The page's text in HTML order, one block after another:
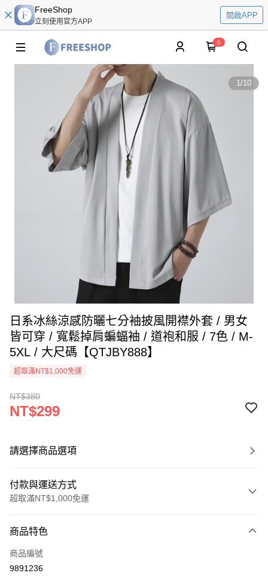
FreeShop
立刻使用官方APP
開啟APP
0
1/10
日系冰絲涼感防曬七分袖披風開襟外套 / 男女
皆可穿 / 寬鬆掉肩蝙蝠袖 / 道袍和服 / 7色 / M-
5XL / 大尺碼【QTJBY888】
超取滿NT$1,000免運
NT$380
NT$299
請選擇商品選項
付款與運送方式
超取滿NT$1,000免運
信用卡一次付款
超商取貨付款
商品特色
商品編號
9891236